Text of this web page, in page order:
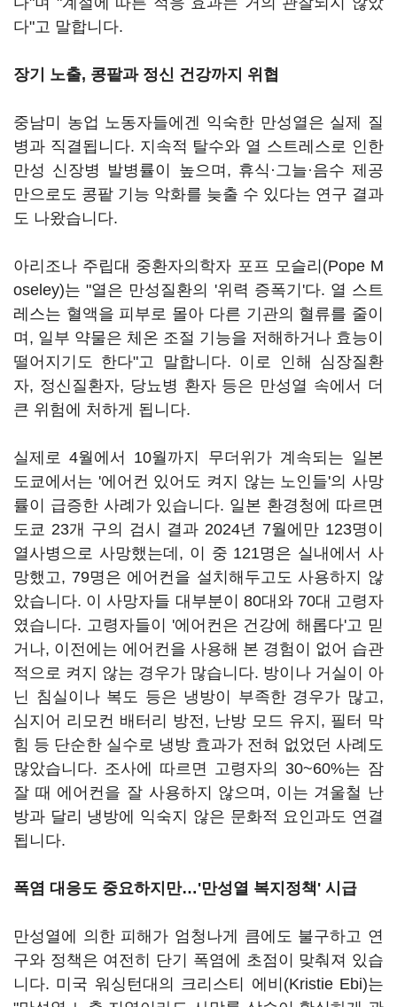
다"고 말합니다.
장기 노출, 콩팥과 정신 건강까지 위협
중남미 농업 노동자들에겐 익숙한 만성열은 실제 질
병과 직결됩니다. 지속적 탈수와 열 스트레스로 인한
만성 신장병 발병률이 높으며, 휴식·그늘·음수 제공
만으로도 콩팥 기능 악화를 늦출 수 있다는 연구 결과
도 나왔습니다.
아리조나 주립대 중환자의학자 포프 모슬리(Pope M
oseley)는 "열은 만성질환의 '위력 증폭기'다. 열 스트
레스는 혈액을 피부로 몰아 다른 기관의 혈류를 줄이
며, 일부 약물은 체온 조절 기능을 저해하거나 효능이
떨어지기도 한다"고 말합니다. 이로 인해 심장질환
자, 정신질환자, 당뇨병 환자 등은 만성열 속에서 더
큰 위험에 처하게 됩니다.
실제로 4월에서 10월까지 무더위가 계속되는 일본
도쿄에서는 '에어컨 있어도 켜지 않는 노인들'의 사망
률이 급증한 사례가 있습니다. 일본 환경청에 따르면
도쿄 23개 구의 검시 결과 2024년 7월에만 123명이
열사병으로 사망했는데, 이 중 121명은 실내에서 사
망했고, 79명은 에어컨을 설치해두고도 사용하지 않
았습니다. 이 사망자들 대부분이 80대와 70대 고령자
였습니다. 고령자들이 '에어컨은 건강에 해롭다'고 믿
거나, 이전에는 에어컨을 사용해 본 경험이 없어 습관
적으로 켜지 않는 경우가 많습니다. 방이나 거실이 아
닌 침실이나 복도 등은 냉방이 부족한 경우가 많고,
심지어 리모컨 배터리 방전, 난방 모드 유지, 필터 막
힘 등 단순한 실수로 냉방 효과가 전혀 없었던 사례도
많았습니다. 조사에 따르면 고령자의 30~60%는 잠
잘 때 에어컨을 잘 사용하지 않으며, 이는 겨울철 난
방과 달리 냉방에 익숙지 않은 문화적 요인과도 연결
됩니다.
폭염 대응도 중요하지만…'만성열 복지정책' 시급
만성열에 의한 피해가 엄청나게 큼에도 불구하고 연
구와 정책은 여전히 단기 폭염에 초점이 맞춰져 있습
니다. 미국 워싱턴대의 크리스티 에비(Kristie Ebi)는